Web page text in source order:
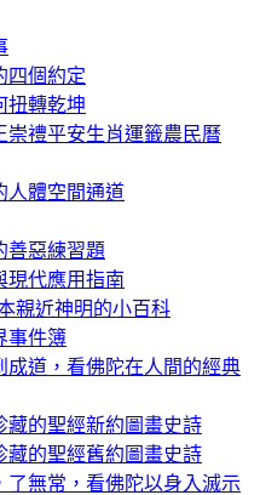
四個約定
扭轉乾坤
崇禮平安生肖運籤農民曆
人體空間通道
善惡練習題
現代應用指南
親近神明的小百科
事件簿
成道，看佛陀在人間的經典
藏的聖經新約圖畫史詩
藏的聖經舊約圖畫史詩
了無常，看佛陀以身入滅示